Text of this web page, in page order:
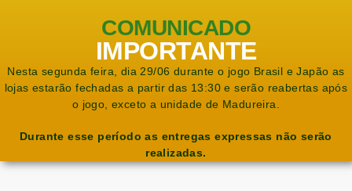
COMUNICADO
IMPORTANTE
Nesta segunda feira, dia 29/06 durante o jogo Brasil e Japão as
lojas estarão fechadas a partir das 13:30 e serão reabertas após
o jogo, exceto a unidade de Madureira.
Durante esse período as entregas expressas não serão
realizadas.